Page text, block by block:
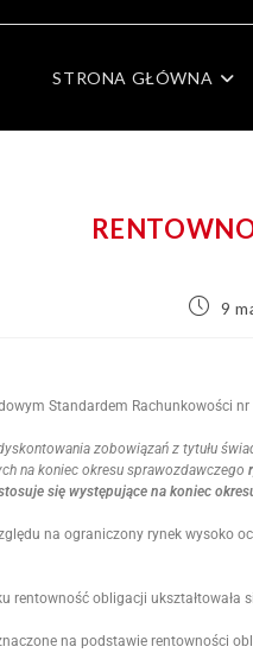
STRONA GŁÓWNA
9
Standardem Rachunkowości
zobowiązań z tytułu
na koniec okresu sprawozdawczego
się występujące na koniec
na ograniczony rynek wysoko
rentowność obligacji
na podstawie rentowności